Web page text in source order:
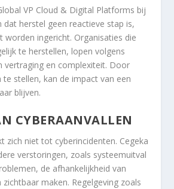
VP Cloud & Digital Platforms bij
dat herstel geen reactieve stap is,
ingericht. Organisaties die
te herstellen, lopen volgens
vertraging en complexiteit. Door
stellen, kan de impact van een
blijven.
CYBERAANVALLEN
zich niet tot cyberincidenten. Cegeka
verstoringen, zoals systeemuitval
de afhankelijkheid van
maken. Regelgeving zoals